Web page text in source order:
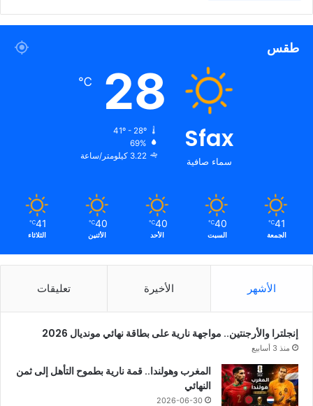
طقس
Sfax
سماء صافية
28
℃
41º - 28º
69%
3.22 كيلومتر/ساعة
41
℃
الجمعة
40
℃
السبت
40
℃
الأحد
40
℃
الأثنين
41
℃
الثلاثاء
الأشهر الأخيرة تعليقات
إنجلترا والأرجنتين.. مواجهة نارية على بطاقة نهائي مونديال 2026
منذ 3 أسابيع
المغرب وهولندا.. قمة نارية بطموح التأهل إلى ثمن
النهائي
2026-06-30